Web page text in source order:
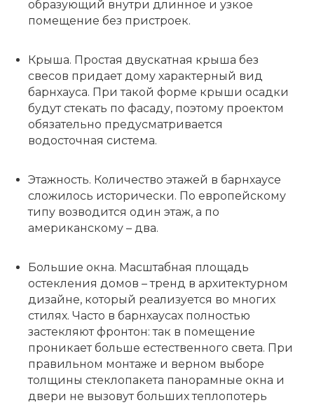
образующий внутри длинное и узкое
помещение без пристроек.
Крыша. Простая двускатная крыша без
свесов придает дому характерный вид
барнхауса. При такой форме крыши осадки
будут стекать по фасаду, поэтому проектом
обязательно предусматривается
водосточная система.
Этажность. Количество этажей в барнхаусе
сложилось исторически. По европейскому
типу возводится один этаж, а по
американскому – два.
Большие окна. Масштабная площадь
остекления домов – тренд в архитектурном
дизайне, который реализуется во многих
стилях. Часто в барнхаусах полностью
застекляют фронтон: так в помещение
проникает больше естественного света. При
правильном монтаже и верном выборе
толщины стеклопакета панорамные окна и
двери не вызовут больших теплопотерь